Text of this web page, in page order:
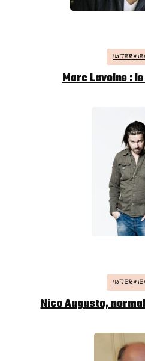
Marc Lavoine :
Nico Augusto,